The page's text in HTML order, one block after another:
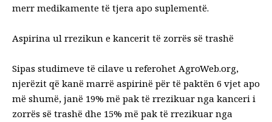
merr medikamente të tjera apo suplementë.
Aspirina ul rrezikun e kancerit të zorrës së trashë
Sipas studimeve të cilave u referohet AgroWeb.org,
njerëzit që kanë marrë aspirinë për të paktën 6 vjet apo
më shumë, janë 19% më pak të rrezikuar nga kanceri i
zorrës së trashë dhe 15% më pak të rrezikuar nga